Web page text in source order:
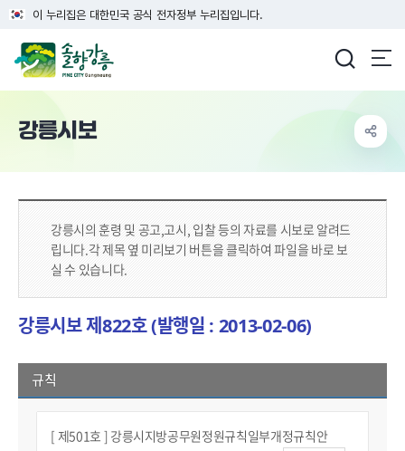
이 누리집은 대한민국 공식 전자정부 누리집입니다.
강릉시보
강릉시의 훈령 및 공고,고시, 입찰 등의 자료를 시보로 알려드
립니다.각 제목 옆 미리보기 버튼을 클릭하여 파일을 바로 보
실 수 있습니다.
강릉시보 제822호 (발행일 : 2013-02-06)
규칙
[ 제501호 ] 강릉시지방공무원정원규칙일부개정규칙안